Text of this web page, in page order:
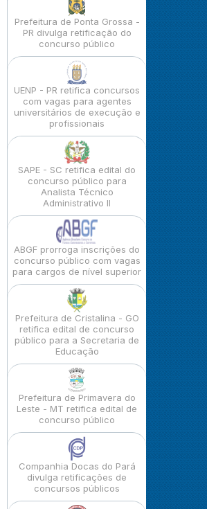
Prefeitura de Ponta Grossa -
PR divulga retificação do
concurso público
UENP - PR retifica concursos
com vagas para agentes
universitários de execução e
profissionais
SAPE - SC retifica edital do
concurso público para
Analista Técnico
Administrativo II
ABGF prorroga inscrições do
concurso público com vagas
para cargos de nível superior
Prefeitura de Cristalina - GO
retifica edital de concurso
público para a Secretaria de
Educação
Prefeitura de Primavera do
Leste - MT retifica edital de
concurso público
Companhia Docas do Pará
divulga retificações de
concursos públicos